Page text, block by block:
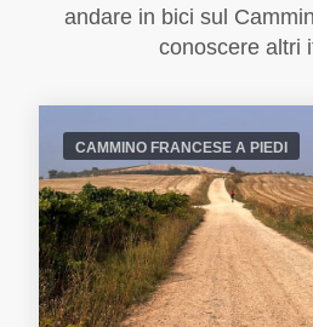
andare in bici sul
conoscere altri
CAMMINO FRANCESE A PIEDI